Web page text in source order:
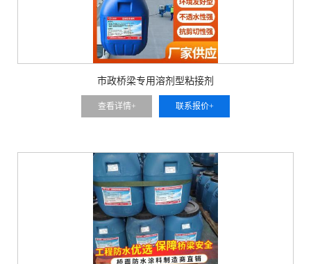
市政桥梁专用溶剂型粘接剂
查看详情+ 联系报价+